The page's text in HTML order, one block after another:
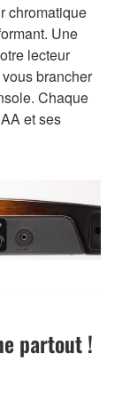
chromatique
Une
lecteur
brancher
Chaque
et ses
partout !